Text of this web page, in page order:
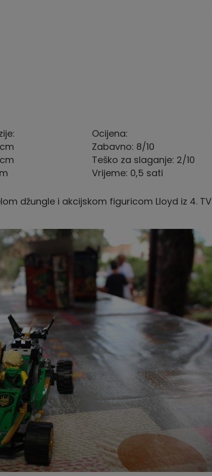
Ocijena:
Zabavno: 8/10
Teško za slaganje: 2/10
Vrijeme: 0,5 sati
džungle i akcijskom figuricom Lloyd iz 4. TV